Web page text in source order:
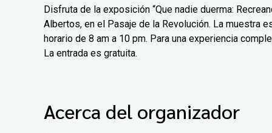
Disfruta de la exposición “Que nadie duerma:
Albertos, en el Pasaje de la Revolución. La muestra
horario de 8 am a 10 pm. Para una experiencia
La entrada es gratuita.
Acerca del organizador